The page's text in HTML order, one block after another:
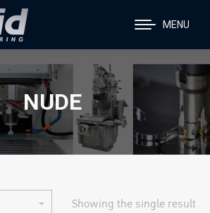
MENU
NUDE
Showing the single result